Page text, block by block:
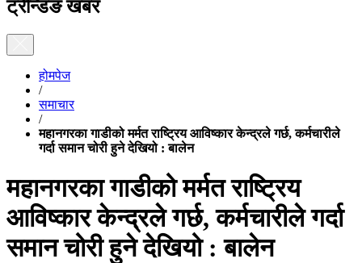
ट्रेन्डिङ खबर
होमपेज
/
समाचार
/
महानगरका गाडीको मर्मत राष्ट्रिय आविष्कार केन्द्रले गर्छ, कर्मचारीले
गर्दा समान चोरी हुने देखियो : बालेन
महानगरका गाडीको मर्मत राष्ट्रिय
आविष्कार केन्द्रले गर्छ, कर्मचारीले गर्दा
समान चोरी हुने देखियो : बालेन